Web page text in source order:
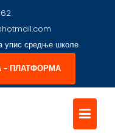
упис средње школе
- ПЛАТФОРМА
ИСПИТ ЗА